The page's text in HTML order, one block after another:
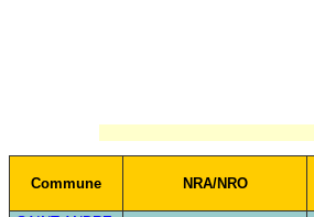
Commune NRA/NRO